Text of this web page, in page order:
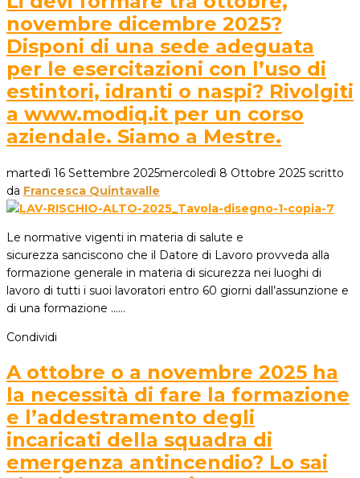
novembre dicembre 2025?
Disponi di una sede adeguata
per le esercitazioni con l’uso di
estintori, idranti o naspi? Rivolgiti
a www.modiq.it per un corso
aziendale. Siamo a Mestre.
martedì 16 Settembre 2025mercoledì 8 Ottobre 2025 scritto
da Francesca Quintavalle
Le normative vigenti in materia di salute e
sicurezza sanciscono che il Datore di Lavoro provveda alla
formazione generale in materia di sicurezza nei luoghi di
lavoro di tutti i suoi lavoratori entro 60 giorni dall’assunzione e
di una formazione ...…
Condividi
A ottobre o a novembre 2025 ha
la necessità di fare la formazione
e l’addestramento degli
incaricati della squadra di
emergenza antincendio? Lo sai